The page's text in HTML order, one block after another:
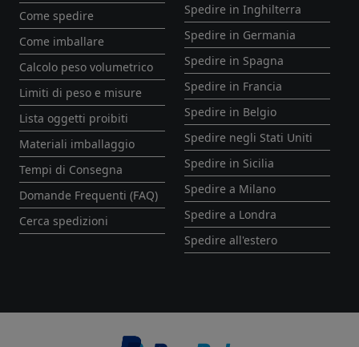
Come spedire
Come imballare
Calcolo peso volumetrico
Limiti di peso e misure
Lista oggetti proibiti
Materiali imballaggio
Tempi di Consegna
Domande Frequenti (FAQ)
Cerca spedizioni
Spedire in Inghilterra
Spedire in Germania
Spedire in Spagna
Spedire in Francia
Spedire in Belgio
Spedire negli Stati Uniti
Spedire in Sicilia
Spedire a Milano
Spedire a Londra
Spedire all'estero